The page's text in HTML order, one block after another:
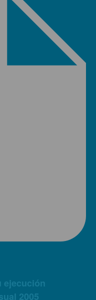
ejecución
2005